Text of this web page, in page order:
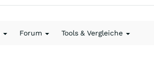
Forum Tools & Vergleiche